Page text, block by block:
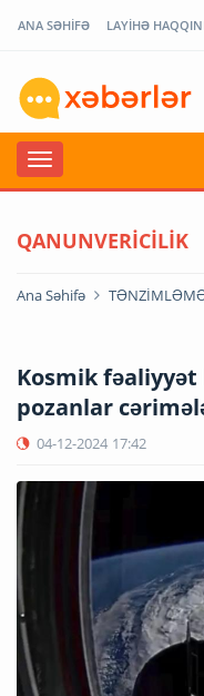
ANA SƏHİFƏ LAYİHƏ
QANUNVERİCİLİK
Ana Səhifə
Kosmik
pozanlar
04-12-2024 17:42